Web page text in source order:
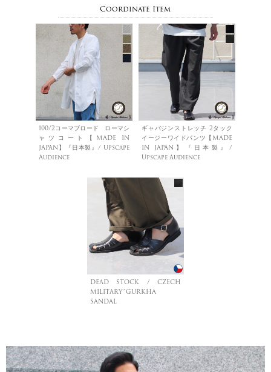
Coordinate Item
100/2コーマブロード ローマシ
ャツコート【MADE IN
JAPAN】『日本製』/ Upscape
Audience
ギャバジンストレッチ 2タック
イージーワイドパンツ【MADE
IN JAPAN】『日本製』/
Upscape Audience
DEAD STOCK / CZECH
MILITARY”GURKHA
SANDAL